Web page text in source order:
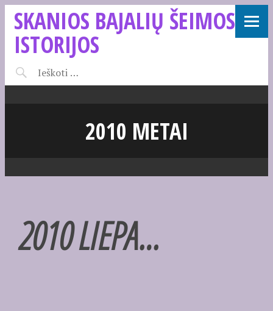
SKANIOS BAJALIŲ ŠEIMOS
ISTORIJOS
2010 METAI
2010 LIEPA…